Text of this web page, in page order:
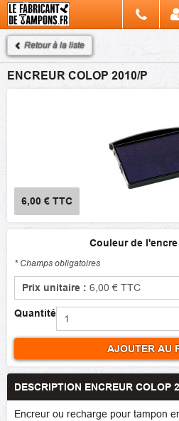
Retour à la liste
ENCREUR COLOP 2010/P
6,00 € TTC
Couleur de l'encre
* Champs obligatoires
Prix unitaire : 6,00 € TTC
Quantité
AJOUTER AU
DESCRIPTION ENCREUR COLOP
Encreur ou recharge pour tampon